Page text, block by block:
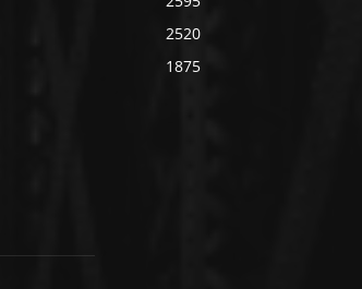
2520
1875